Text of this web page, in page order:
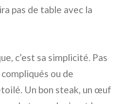
pas de table avec la
c’est sa simplicité. Pas
ou de
Un bon steak, un œuf